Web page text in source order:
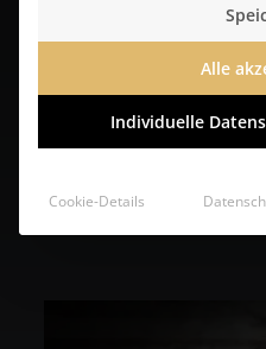
Feigensenf
Alle
Individuelle
Cookie-Details